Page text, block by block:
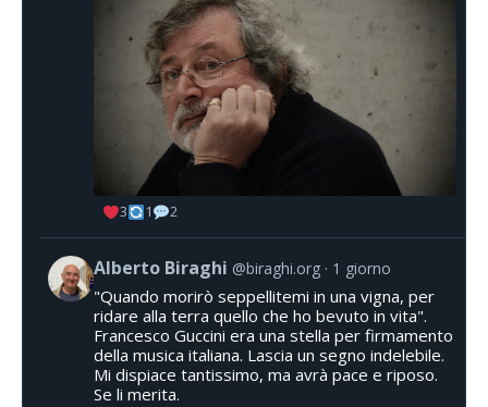
3 1 2
Alberto Biraghi @biraghi.org 1 giorno
"Quando morirò seppellitemi in una vigna, per
ridare alla terra quello che ho bevuto in vita".
Francesco Guccini era una stella per firmamento
della musica italiana. Lascia un segno indelebile.
Mi dispiace tantissimo, ma avrà pace e riposo.
Se li merita.